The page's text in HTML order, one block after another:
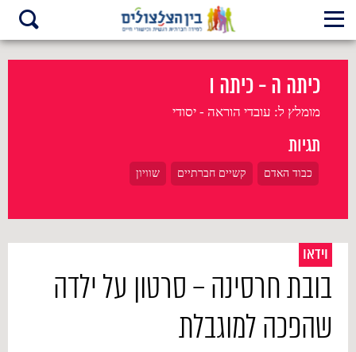
כיתה ה - כיתה ו
מומלץ ל: עובדי הוראה - יסודי
תגיות
כבוד האדם קשיים חברתיים שוויון
וידאו
בובת חרסינה – סרטון על ילדה
שהפכה למוגבלת